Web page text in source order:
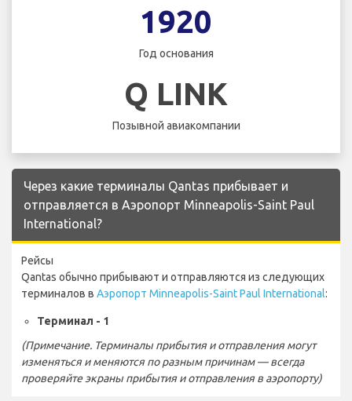
1920
Год основания
Q LINK
Позывной авиакомпании
Через какие терминалы Qantas прибывает и
отправляется в Аэропорт Minneapolis-Saint Paul
International?
Рейсы
Qantas обычно прибывают и отправляются из следующих
терминалов в Аэропорт Minneapolis-Saint Paul International:
Терминал - 1
(Примечание. Терминалы прибытия и отправления могут
изменяться и меняются по разным причинам — всегда
проверяйте экраны прибытия и отправления в аэропорту)